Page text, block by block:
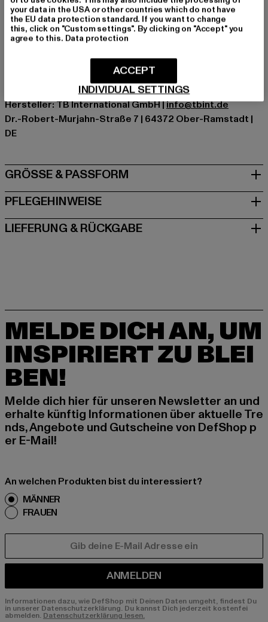
Marke: Urban Classics
Kat.: Bekleidung
Farbe: bunt
Hersteller Farbe: toucans
Materialzusammensetzung: 100% Viskose
Hersteller: TB International GmbH |info@tbint.de
Dr.-Robert-Murjahn-Straße 7 | 64372 Ober-Ramstadt |
DE
GRÖSSE & PASSFORM
PFLEGEHINWEISE
LIEFERUNG & RÜCKGABE
MELDE DICH AN, UM
INSPIRIERT ZU BLEI
BEN!
Melde dich hier für unseren Newsletter an und
erhalte künftig Informationen über aktuelle Tre
nds, Angebote und Gutscheine von DefShop p
er E-Mail!
An welchen Produkten bist du interessiert?
MÄNNER
FRAUEN
ANMELDEN
Informationen dazu, wie DefShop mit Deinen Daten umgeht, findest Du
in unserer Datenschutzerklärung. Du kannst Dich jederzeit kostenfei
abmelden. Datenschutzerklärung lesen.
your data in the USA or other countries which do not have
the EU data protection standard. If you want to change
this, click on "Custom settings". By clicking on "Accept" you
agree to this. Data protection
INDIVIDUAL SETTINGS
ACCEPT